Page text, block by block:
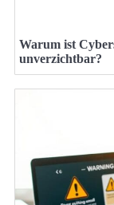
Warum ist
unverzichtbar?